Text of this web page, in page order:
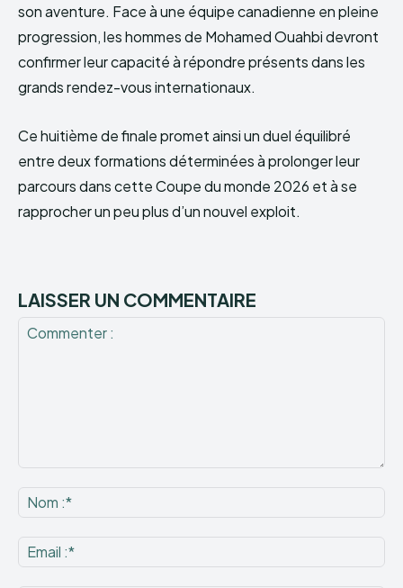
son aventure. Face à une équipe canadienne en pleine
progression, les hommes de Mohamed Ouahbi devront
confirmer leur capacité à répondre présents dans les
grands rendez-vous internationaux.
Ce huitième de finale promet ainsi un duel équilibré
entre deux formations déterminées à prolonger leur
parcours dans cette Coupe du monde 2026 et à se
rapprocher un peu plus d’un nouvel exploit.
LAISSER UN COMMENTAIRE
:*
:*